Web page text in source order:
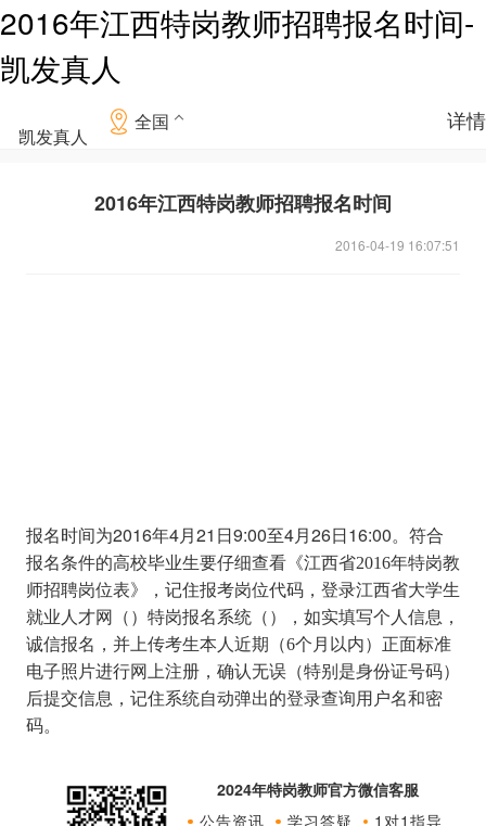
2016年江西特岗教师招聘报名时间-
凯发真人
凯发真人
全国 详情
2016年江西特岗教师招聘报名时间
2016-04-19 16:07:51
报名时间为2016年4月21日9:00至4月26日16:00。
符合
报名条件的高校毕业生要仔细查看《江西省2016年特岗教
师招聘岗位表》，记住报考岗位代码，登录江西省大学生
就业人才网（ ）特岗报名系统（ ），如实填写个人信息，
诚信报名，并上传考生本人近期（6个月以内）正面标准
电子照片进行网上注册，确认无误（特别是身份证号码）
后提交信息，记住系统自动弹出的登录查询用户名和密
码。
2024年特岗教师官方微信客服
公告资讯
学习答疑
1对1指导